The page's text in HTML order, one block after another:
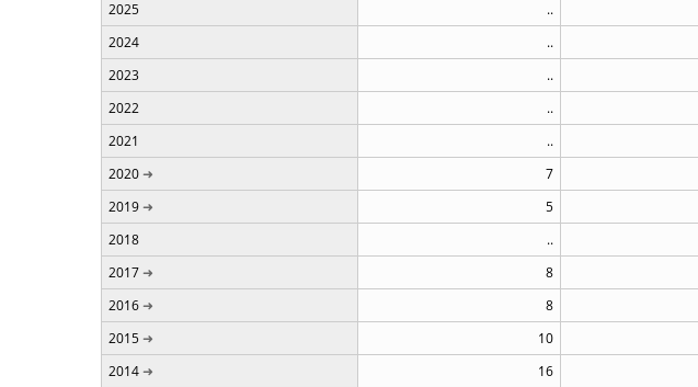
2025
..
2024
..
2023
..
2022
..
2021
..
2020
7
2019
5
2018
..
2017
8
2016
8
2015
10
2014
16